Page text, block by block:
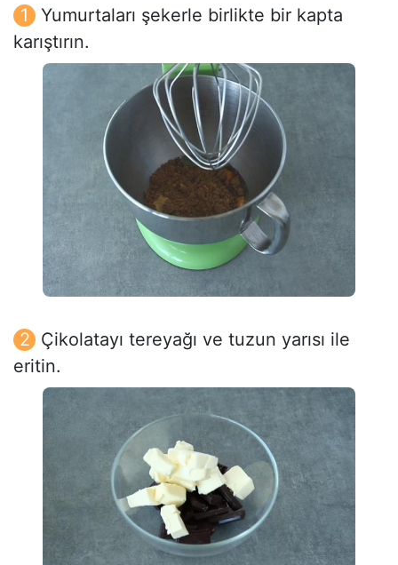
Yumurtaları şekerle birlikte bir kapta
karıştırın.
Çikolatayı tereyağı ve tuzun yarısı ile
eritin.